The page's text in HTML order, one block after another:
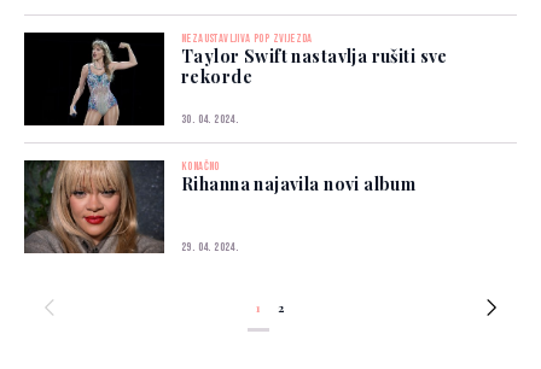
NEZAUSTAVLJIVA POP ZVIJEZDA
Taylor Swift nastavlja rušiti sve
rekorde
30. 04. 2024.
KONAČNO
Rihanna najavila novi album
29. 04. 2024.
1 2